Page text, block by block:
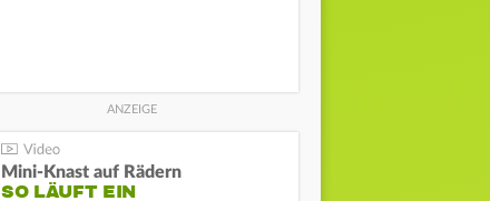
Mini-Knast auf Rädern
SO LÄUFT EIN